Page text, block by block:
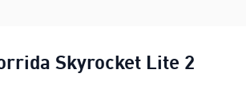
Skyrocket Lite 2